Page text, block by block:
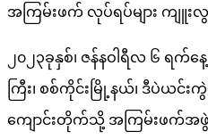
အကြမ်းဖက် လုပ်ရပ်များ ကျူး
၂၀၂၃ခုနှစ်၊ ဇန်နဝါရီလ ၆ ရ
ကြီး၊ စစ်ကိုင်းမြို့နယ်၊ ဒီပဲယင်းကွဲ
ကျောင်းတိုက်သို့ အကြမ်းဖက်အဖွဲ့မ